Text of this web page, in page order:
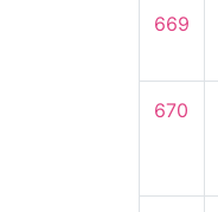
669
670